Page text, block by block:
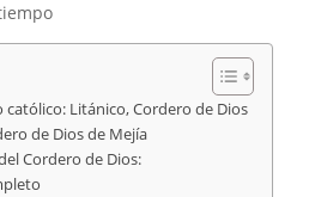
católico: Litánico, Cordero de Dios
de Dios de Mejía
Cordero de Dios: